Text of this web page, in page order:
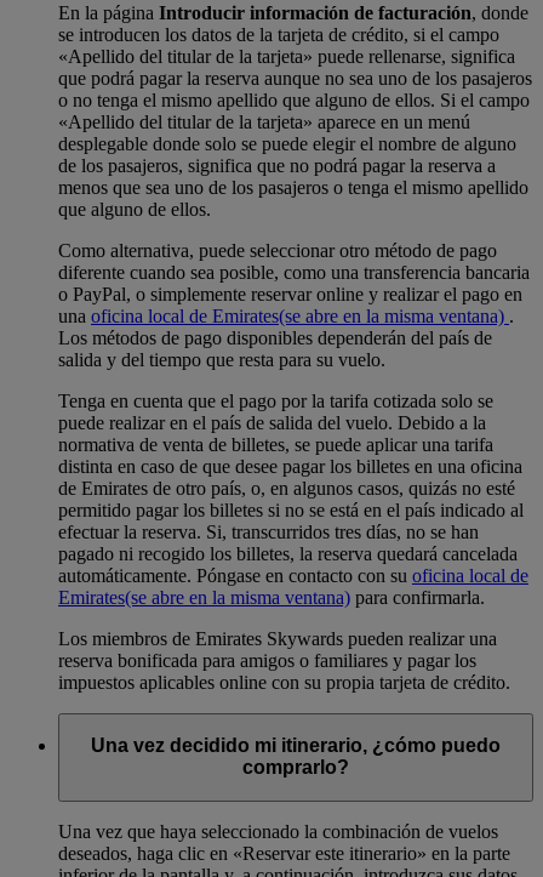
En la página Introducir información de facturación, donde
se introducen los datos de la tarjeta de crédito, si el campo
«Apellido del titular de la tarjeta» puede rellenarse, significa
que podrá pagar la reserva aunque no sea uno de los pasajeros
o no tenga el mismo apellido que alguno de ellos. Si el campo
«Apellido del titular de la tarjeta» aparece en un menú
desplegable donde solo se puede elegir el nombre de alguno
de los pasajeros, significa que no podrá pagar la reserva a
menos que sea uno de los pasajeros o tenga el mismo apellido
que alguno de ellos.
Como alternativa, puede seleccionar otro método de pago
diferente cuando sea posible, como una transferencia bancaria
o PayPal, o simplemente reservar online y realizar el pago en
una oficina local de Emirates(se abre en la misma ventana) .
Los métodos de pago disponibles dependerán del país de
salida y del tiempo que resta para su vuelo.
Tenga en cuenta que el pago por la tarifa cotizada solo se
puede realizar en el país de salida del vuelo. Debido a la
normativa de venta de billetes, se puede aplicar una tarifa
distinta en caso de que desee pagar los billetes en una oficina
de Emirates de otro país, o, en algunos casos, quizás no esté
permitido pagar los billetes si no se está en el país indicado al
efectuar la reserva. Si, transcurridos tres días, no se han
pagado ni recogido los billetes, la reserva quedará cancelada
automáticamente. Póngase en contacto con su oficina local de
Emirates(se abre en la misma ventana) para confirmarla.
Los miembros de Emirates Skywards pueden realizar una
reserva bonificada para amigos o familiares y pagar los
impuestos aplicables online con su propia tarjeta de crédito.
Una vez decidido mi itinerario, ¿cómo puedo
comprarlo?
Una vez que haya seleccionado la combinación de vuelos
deseados, haga clic en «Reservar este itinerario» en la parte